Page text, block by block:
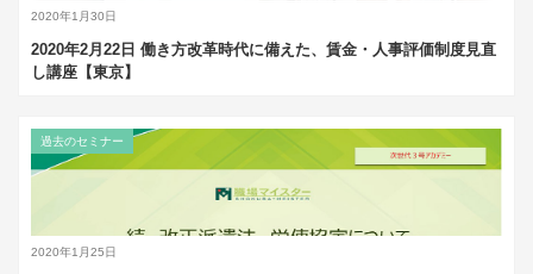
2020年1月30日
2020年2月22日 働き方改革時代に備えた、賃金・人事評価制度見直
し講座【東京】
2020年1月25日
過去のセミナー